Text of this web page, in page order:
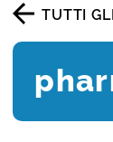
TUTTI